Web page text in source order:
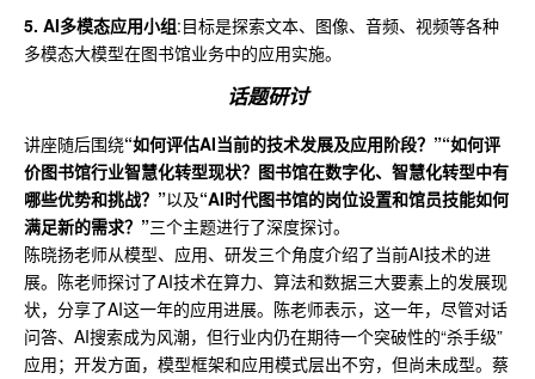
5. AI多模态应用小组:目标是探索文本、图像、音频、视频等各种
多模态大模型在图书馆业务中的应用实施。
话题研讨
讲座随后围绕“如何评估AI当前的技术发展及应用阶段？”“如何评
价图书馆行业智慧化转型现状？图书馆在数字化、智慧化转型中有
哪些优势和挑战？”以及“AI时代图书馆的岗位设置和馆员技能如何
满足新的需求？”三个主题进行了深度探讨。
陈晓扬老师从模型、应用、研发三个角度介绍了当前AI技术的进
展。陈老师探讨了AI技术在算力、算法和数据三大要素上的发展现
状，分享了AI这一年的应用进展。陈老师表示，这一年，尽管对话
问答、AI搜索成为风潮，但行业内仍在期待一个突破性的“杀手级”
应用；开发方面，模型框架和应用模式层出不穷，但尚未成型。蔡